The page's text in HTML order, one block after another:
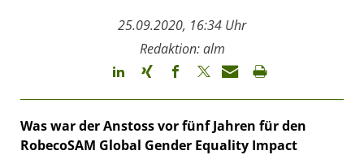
25.09.2020, 16:34 Uhr
Redaktion: alm
Was war der Anstoss vor fünf Jahren für den
RobecoSAM Global Gender Equality Impact